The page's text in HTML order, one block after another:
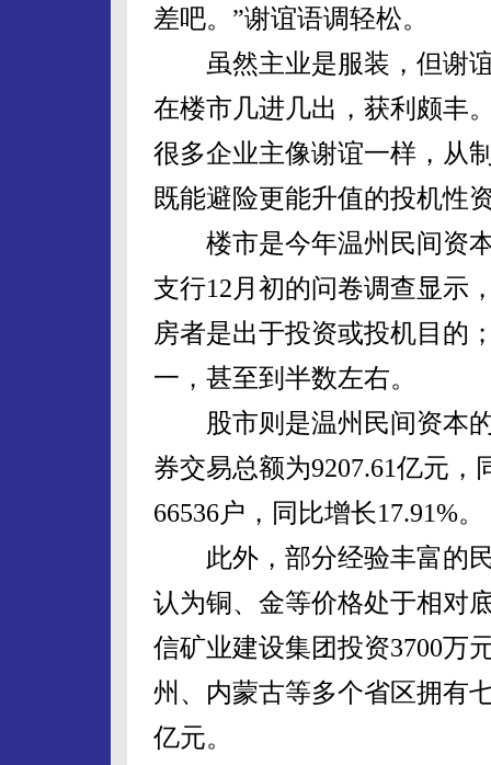
差吧。”谢谊语调轻松。
虽然主业是服装，但谢谊
在楼市几进几出，获利颇丰
很多企业主像谢谊一样，从
既能避险更能升值的投机性
楼市是今年温州民间资本
支行12月初的问卷调查显示
房者是出于投资或投机目的
一，甚至到半数左右。
股市则是温州民间资本的
券交易总额为9207.61亿元
66536户，同比增长17.91%。
此外，部分经验丰富的民
认为铜、金等价格处于相对
信矿业建设集团投资3700万
州、内蒙古等多个省区拥有
亿元。